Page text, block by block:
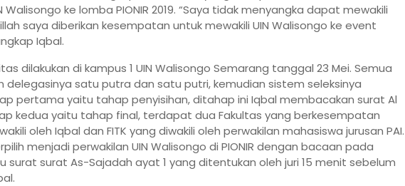
Walisongo ke lomba PIONIR 2019. “Saya tidak menyangka dapat mewakili
saya diberikan kesempatan untuk mewakili UIN Walisongo ke event
Iqbal.
dilakukan di kampus 1 UIN Walisongo Semarang tanggal 23 Mei. Semua
satu putra dan satu putri, kemudian sistem seleksinya
pertama yaitu tahap penyisihan, ditahap ini Iqbal membacakan surat Al
kedua yaitu tahap final, terdapat dua Fakultas yang berkesempatan
oleh Iqbal dan FITK yang diwakili oleh perwakilan mahasiswa jurusan PAI.
menjadi perwakilan UIN Walisongo di PIONIR dengan bacaan pada
surat surat As-Sajadah ayat 1 yang ditentukan oleh juri 15 menit sebelum